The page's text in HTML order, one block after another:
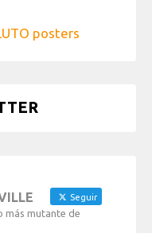
posters
Seguir
más mutante de